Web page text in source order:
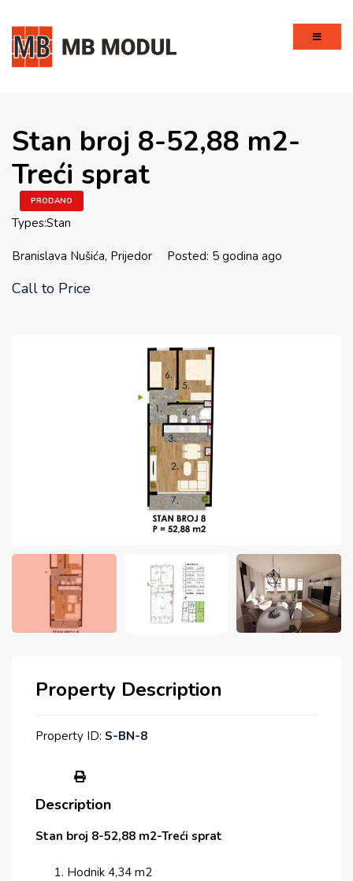
Stan broj 8-52,88 m2-
Treći sprat
PRODANO
Types:Stan
Branislava Nušića, Prijedor Posted: 5 godina ago
Call to Price
Property Description
Property ID: S-BN-8
Description
Stan broj 8-52,88 m2-Treći sprat
Hodnik 4,34 m2